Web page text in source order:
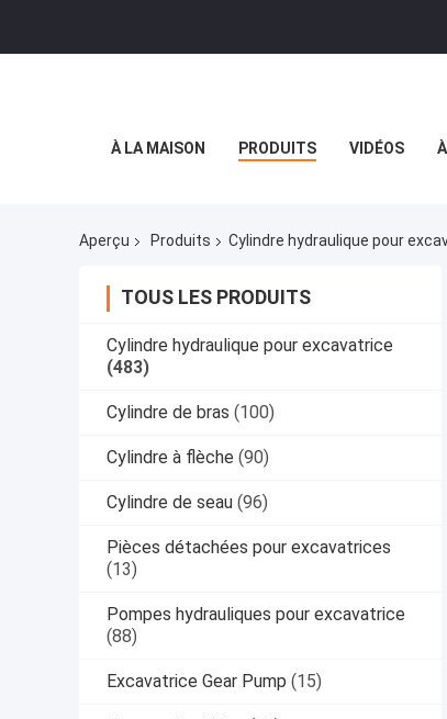
À LA MAISON PRODUITS VIDÉOS
Aperçu Produits Cylindre hydraulique pour
TOUS LES PRODUITS
Cylindre hydraulique pour excavatrice
(483)
Cylindre de bras (100)
Cylindre à flèche (90)
Cylindre de seau (96)
Pièces détachées pour excavatrices
(13)
Pompes hydrauliques pour excavatrice
(88)
Excavatrice Gear Pump (15)